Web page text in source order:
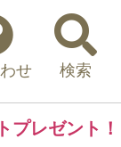
せ 検索
プレゼント！